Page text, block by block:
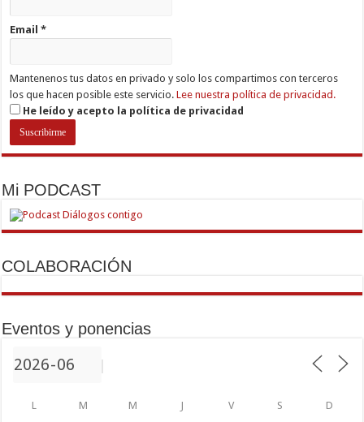
Email*
Mantenenos tus datos en privado y solo los compartimos con terceros
los que hacen posible este servicio.Lee nuestra política de privacidad.
He leído y acepto la política de privacidad
Mi PODCAST
COLABORACIÓN
Eventos y ponencias
L M M J V S D